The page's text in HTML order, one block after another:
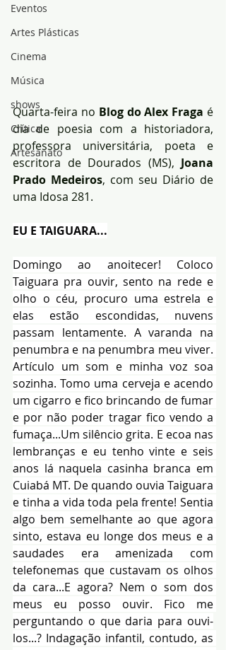
Eventos
Artes Plásticas
Cinema
Música
shows
Crítica
Artesanato
Quarta-feira no Blog do Alex Fraga é
dia de poesia com a historiadora,
professora universitária, poeta e
escritora de Dourados (MS), Joana
Prado Medeiros, com seu Diário de
uma Idosa 281.
EU E TAIGUARA...
Domingo ao anoitecer! Coloco
Taiguara pra ouvir, sento na rede e
olho o céu, procuro uma estrela e
elas estão escondidas, nuvens
passam lentamente. A varanda na
penumbra e na penumbra meu viver.
Artículo um som e minha voz soa
sozinha. Tomo uma cerveja e acendo
um cigarro e fico brincando de fumar
e por não poder tragar fico vendo a
fumaça...Um silêncio grita. E ecoa nas
lembranças e eu tenho vinte e seis
anos lá naquela casinha branca em
Cuiabá MT. De quando ouvia Taiguara
e tinha a vida toda pela frente! Sentia
algo bem semelhante ao que agora
sinto, estava eu longe dos meus e a
saudades era amenizada com
telefonemas que custavam os olhos
da cara...E agora? Nem o som dos
meus eu posso ouvir. Fico me
perguntando o que daria para ouvi-
los...? Indagação infantil, contudo, as